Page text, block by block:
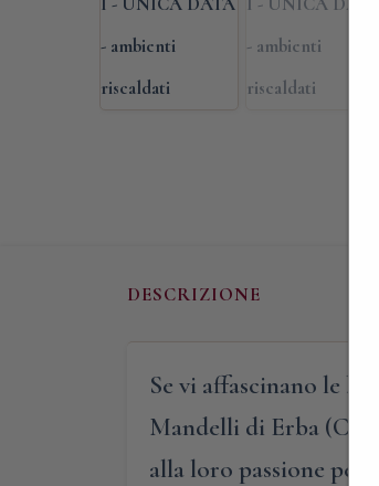
DESCRIZIONE
Se vi affascinano le
Mandelli di Erba
alla loro passione per